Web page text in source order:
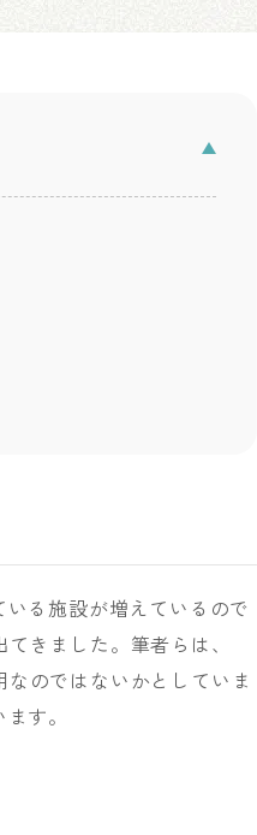
る施設が増えているので
きました。筆者らは、
のではないかとしていま
す。